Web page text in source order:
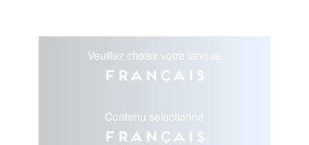
Veuillez choisir votre langue
Français
Contenu selectionné
Français